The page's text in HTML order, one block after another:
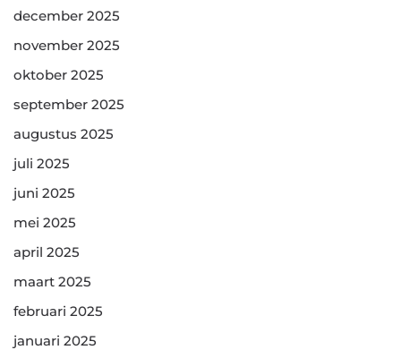
december 2025
november 2025
oktober 2025
september 2025
augustus 2025
juli 2025
juni 2025
mei 2025
april 2025
maart 2025
februari 2025
januari 2025